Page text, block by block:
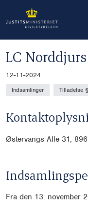
LC
12-11-2024
Indsamlinger Tilladelse
Østervangs Alle 31,
Fra den 13. november